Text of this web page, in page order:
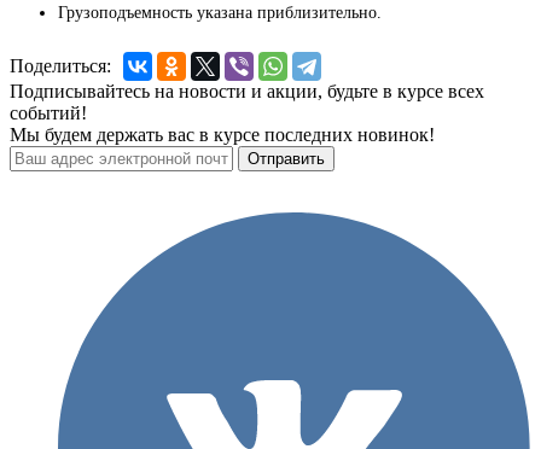
Грузоподъемность указана приблизительно.
Поделиться:
Подписывайтесь на новости и акции, будьте в курсе всех
событий!
Мы будем держать вас в курсе последних новинок!